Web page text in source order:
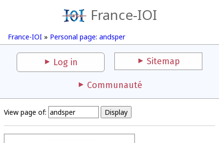
France-IOI
France-IOI » Personal page: andsper
Log in Sitemap
Communauté
View page of: